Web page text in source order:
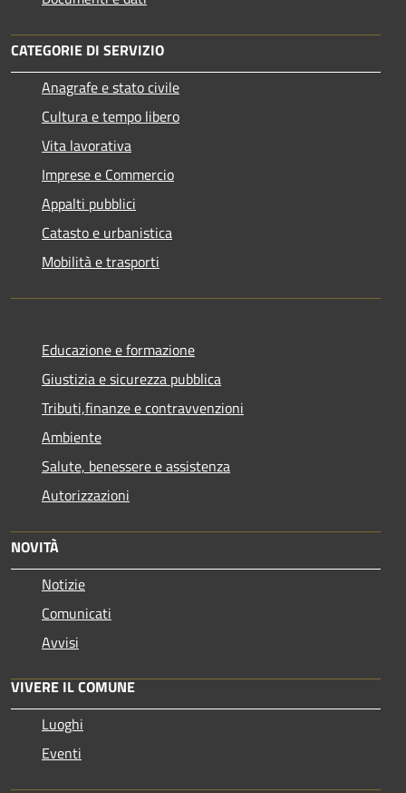
CATEGORIE DI SERVIZIO
Anagrafe e stato civile
Cultura e tempo libero
Vita lavorativa
Imprese e Commercio
Appalti pubblici
Catasto e urbanistica
Mobilità e trasporti
Educazione e formazione
Giustizia e sicurezza pubblica
Tributi,finanze e contravvenzioni
Ambiente
Salute, benessere e assistenza
Autorizzazioni
NOVITÀ
Notizie
Comunicati
Avvisi
VIVERE IL COMUNE
Luoghi
Eventi